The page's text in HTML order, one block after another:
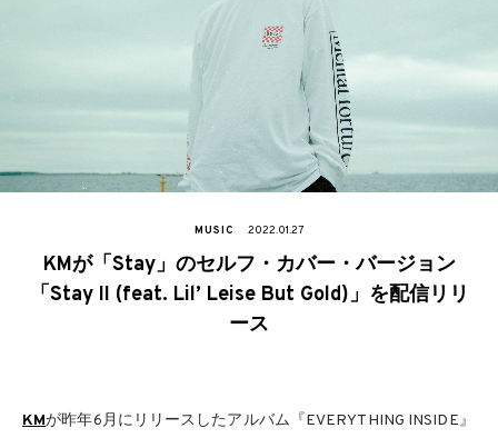
MUSIC 2022.01.27
KMが「Stay」のセルフ・カバー・バージョン
「Stay II (feat. Lil’ Leise But Gold)」を配信リリ
ース
KMが昨年6月にリリースしたアルバム『EVERYTHING INSIDE』